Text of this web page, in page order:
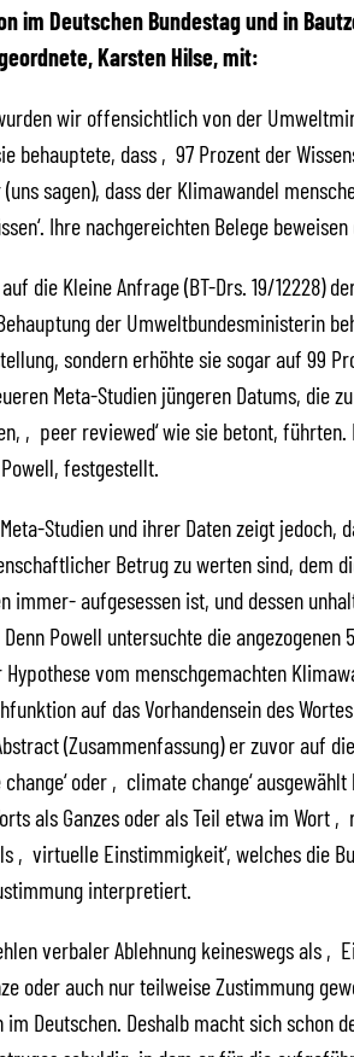
im Deutschen Bundestag und in
Karsten Hilse, mit:
wir offensichtlich von der
behauptete, dass ‚97 Prozent der
sagen), dass der Klimawandel
Ihre nachgereichten Belege
die Kleine Anfrage (BT-Drs. 19/12228)
der Umweltbundesministerin
sondern erhöhte sie sogar auf 99
Meta-Studien jüngeren Datums, die
‚peer reviewed‘ wie sie betont,
festgestellt.
Studien und ihrer Daten zeigt jedoch,
Betrug zu werten sind, dem
immer- aufgesessen ist, und dessen
Powell untersuchte die angezogenen
vom menschgemachten
auf das Vorhandensein des
(Zusammenfassung) er zuvor auf
oder ‚climate change‘
als Ganzes oder als Teil etwa im Wort
‚virtuelle Einstimmigkeit‘, welches die
interpretiert.
verbaler Ablehnung keineswegs als
oder auch nur teilweise Zustimmung
im Deutschen. Deshalb macht sich schon